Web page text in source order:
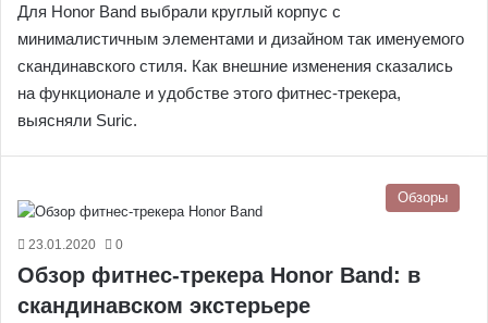
Для Honor Band выбрали круглый корпус с
минималистичным элементами и дизайном так именуемого
скандинавского стиля. Как внешние изменения сказались
на функционале и удобстве этого фитнес-трекера,
выясняли Suric.
Обзоры
23.01.2020 0
Обзор фитнес-трекера Honor Band: в
скандинавском экстерьере